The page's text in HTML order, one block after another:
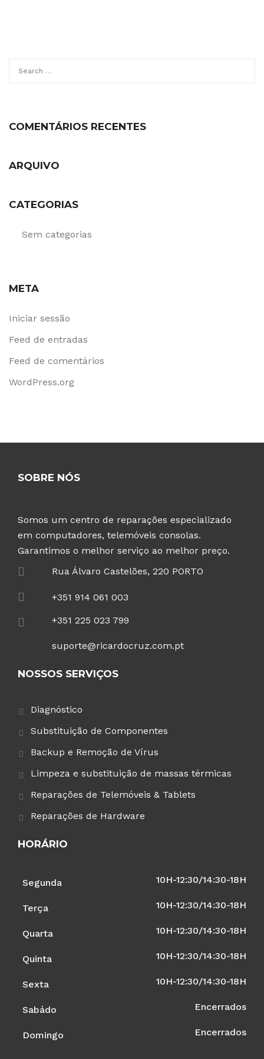
for:
COMENTÁRIOS RECENTES
ARQUIVO
CATEGORIAS
Sem categorias
META
Iniciar sessão
Feed de entradas
Feed de comentários
WordPress.org
SOBRE NÓS
Somos um centro de reparações especializado
em computadores, telemóveis consolas.
Garantimos o melhor serviço ao melhor preço.
Rua Álvaro Castelões, 220 PORTO
+351 914 061 003
+351 225 023 799
suporte@ricardocruz.com.pt
NOSSOS SERVIÇOS
Diagnóstico
Substituição de Componentes
Backup e Remoção de Vírus
Limpeza e substituição de massas térmicas
Reparações de Telemóveis & Tablets
Reparações de Hardware
HORÁRIO
Segunda 10H-12:30/14:30-18H
Terça 10H-12:30/14:30-18H
Quarta 10H-12:30/14:30-18H
Quinta 10H-12:30/14:30-18H
Sexta 10H-12:30/14:30-18H
Sabádo Encerrados
Domingo Encerrados